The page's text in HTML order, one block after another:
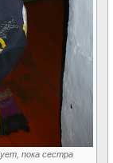
пока сестра